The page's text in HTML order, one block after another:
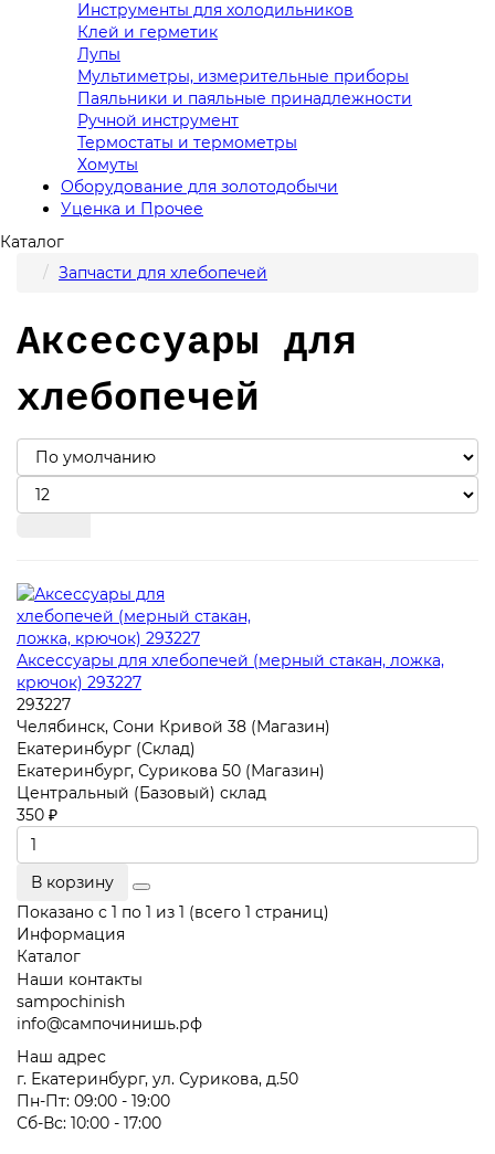
Инструменты для холодильников
Клей и герметик
Лупы
Мультиметры, измерительные приборы
Паяльники и паяльные принадлежности
Ручной инструмент
Термостаты и термометры
Хомуты
Оборудование для золотодобычи
Уценка и Прочее
Каталог
Запчасти для хлебопечей
Аксессуары для
хлебопечей
Аксессуары для хлебопечей (мерный стакан, ложка,
крючок) 293227
293227
Челябинск, Сони Кривой 38 (Магазин)
Екатеринбург (Склад)
Екатеринбург, Сурикова 50 (Магазин)
Центральный (Базовый) склад
350 ₽
В корзину
Показано с 1 по 1 из 1 (всего 1 страниц)
Информация
Каталог
Наши контакты
sampochinish
info@сампочинишь.рф
Наш адрес
г. Екатеринбург, ул. Сурикова, д.50
Пн-Пт: 09:00 - 19:00
Сб-Вс: 10:00 - 17:00